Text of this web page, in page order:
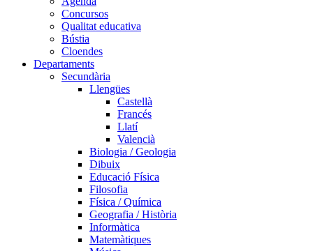
Concursos
Qualitat educativa
Bústia
Cloendes
Departaments
Secundària
Llengües
Castellà
Francés
Llatí
Valencià
Biologia / Geologia
Dibuix
Educació Física
Filosofia
Física / Química
Geografia / Història
Informàtica
Matemàtiques